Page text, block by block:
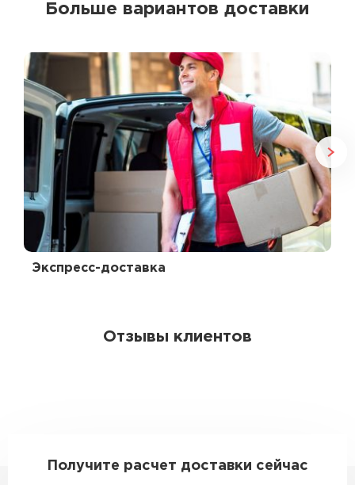
Больше вариантов доставки
Экспресс-доставка
Отзывы клиентов
Получите расчет доставки сейчас